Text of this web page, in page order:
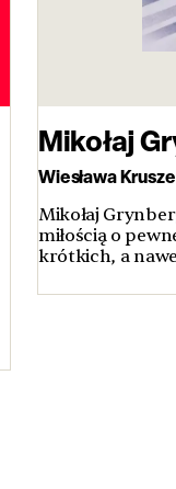
Mikołaj
Wiesława
Mikołaj
miłością o
krótkich, a